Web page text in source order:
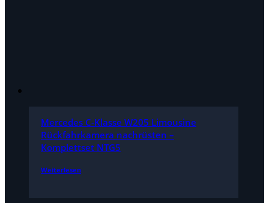
Mercedes C-Klasse W205 Limousine
Rückfahrkamera nachrüsten –
Komplettset NTG5
Weiterlesen